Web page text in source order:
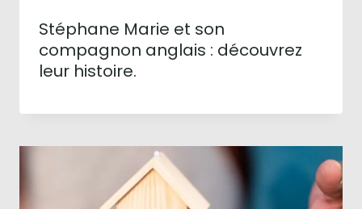
Stéphane Marie et son
compagnon anglais : découvrez
leur histoire.